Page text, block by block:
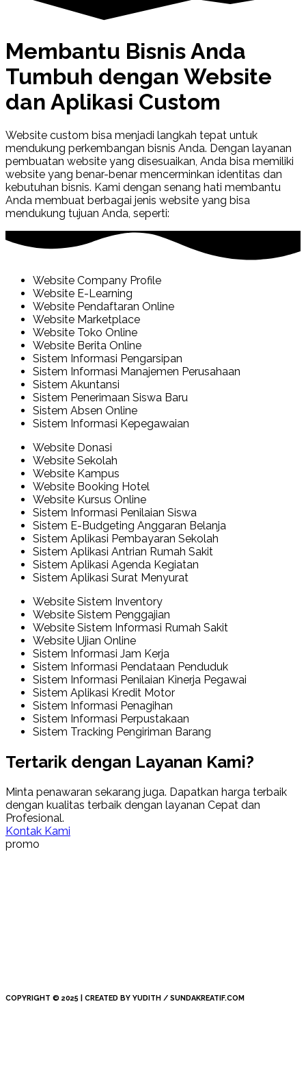
Membantu Bisnis Anda
Tumbuh dengan Website
dan Aplikasi Custom
Website custom bisa menjadi langkah tepat untuk
mendukung perkembangan bisnis Anda. Dengan layanan
pembuatan website yang disesuaikan, Anda bisa memiliki
website yang benar-benar mencerminkan identitas dan
kebutuhan bisnis. Kami dengan senang hati membantu
Anda membuat berbagai jenis website yang bisa
mendukung tujuan Anda, seperti:
Website Company Profile
Website E-Learning
Website Pendaftaran Online
Website Marketplace
Website Toko Online
Website Berita Online
Sistem Informasi Pengarsipan
Sistem Informasi Manajemen Perusahaan
Sistem Akuntansi
Sistem Penerimaan Siswa Baru
Sistem Absen Online
Sistem Informasi Kepegawaian
Website Donasi
Website Sekolah
Website Kampus
Website Booking Hotel
Website Kursus Online
Sistem Informasi Penilaian Siswa
Sistem E-Budgeting Anggaran Belanja
Sistem Aplikasi Pembayaran Sekolah
Sistem Aplikasi Antrian Rumah Sakit
Sistem Aplikasi Agenda Kegiatan
Sistem Aplikasi Surat Menyurat
Website Sistem Inventory
Website Sistem Penggajian
Website Sistem Informasi Rumah Sakit
Website Ujian Online
Sistem Informasi Jam Kerja
Sistem Informasi Pendataan Penduduk
Sistem Informasi Penilaian Kinerja Pegawai
Sistem Aplikasi Kredit Motor
Sistem Informasi Penagihan
Sistem Informasi Perpustakaan
Sistem Tracking Pengiriman Barang
Tertarik dengan Layanan Kami?
Minta penawaran sekarang juga. Dapatkan harga terbaik
dengan kualitas terbaik dengan layanan Cepat dan
Profesional.
Kontak Kami
promo
COPYRIGHT © 2025 | CREATED BY YUDITH / SUNDAKREATIF.COM